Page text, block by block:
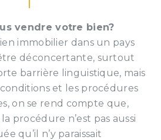
vendre votre bien?
immobilier dans un pays
déconcertante, surtout
barrière linguistique, mais
et les procédures
on se rend compte que,
procédure n’est pas aussi
qu’il n’y paraissait